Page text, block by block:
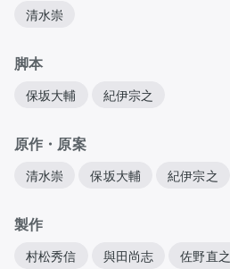
清水崇
脚本
保坂大輔 紀伊宗之
原作・原案
清水崇 保坂大輔 紀伊宗之
製作
村松秀信 與田尚志 佐野直之